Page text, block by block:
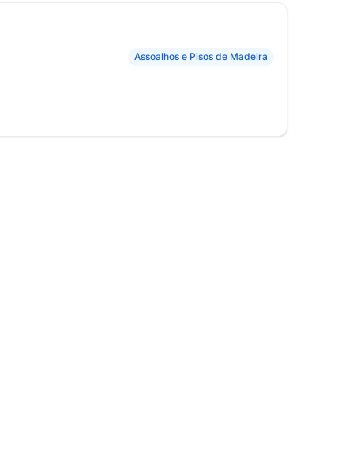
Assoalhos e Pisos de Madeira